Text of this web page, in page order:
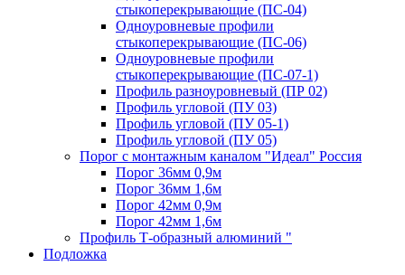
стыкоперекрывающие (ПС-04)
Одноуровневые профили
стыкоперекрывающие (ПС-06)
Одноуровневые профили
стыкоперекрывающие (ПС-07-1)
Профиль разноуровневый (ПР 02)
Профиль угловой (ПУ 03)
Профиль угловой (ПУ 05-1)
Профиль угловой (ПУ 05)
Порог с монтажным каналом "Идеал" Россия
Порог 36мм 0,9м
Порог 36мм 1,6м
Порог 42мм 0,9м
Порог 42мм 1,6м
Профиль Т-образный алюминий "
Подложка